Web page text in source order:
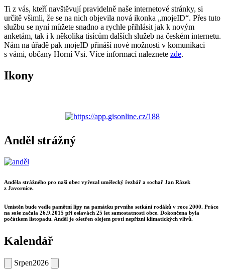
Ti z vás, kteří navštěvují pravidelně naše internetové stránky, si
určitě všimli, že se na nich objevila nová ikonka „mojeID“. Přes tuto
službu se nyní můžete snadno a rychle přihlásit jak k novým
anketám, tak i k několika tisícům dalších služeb na českém internetu.
Nám na úřadě pak mojeID přináší nové možnosti v komunikaci
s vámi, občany Horní Vsi. Více informací naleznete zde.
Ikony
Anděl strážný
Anděla strážného pro naši obec vyřezal umělecký řezbář a sochař Jan Rázek
z Javornice.
Umístěn bude vedle pamětní lípy na památku prvního setkání rodáků v roce 2000. Práce
na soše začala 26.9.2015 při oslavách 25 let samostatnosti obce. Dokončena byla
počátkem listopadu. Anděl je ošetřen olejem proti nepřízni klimatických vlivů.
Kalendář
Srpen2026